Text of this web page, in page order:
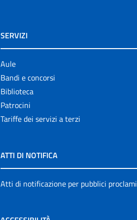
SERVIZI
Aule
Bandi e concorsi
Biblioteca
Patrocini
Tariffe dei servizi a terzi
ATTI DI NOTIFICA
Atti di notificazione per pubblici proclami